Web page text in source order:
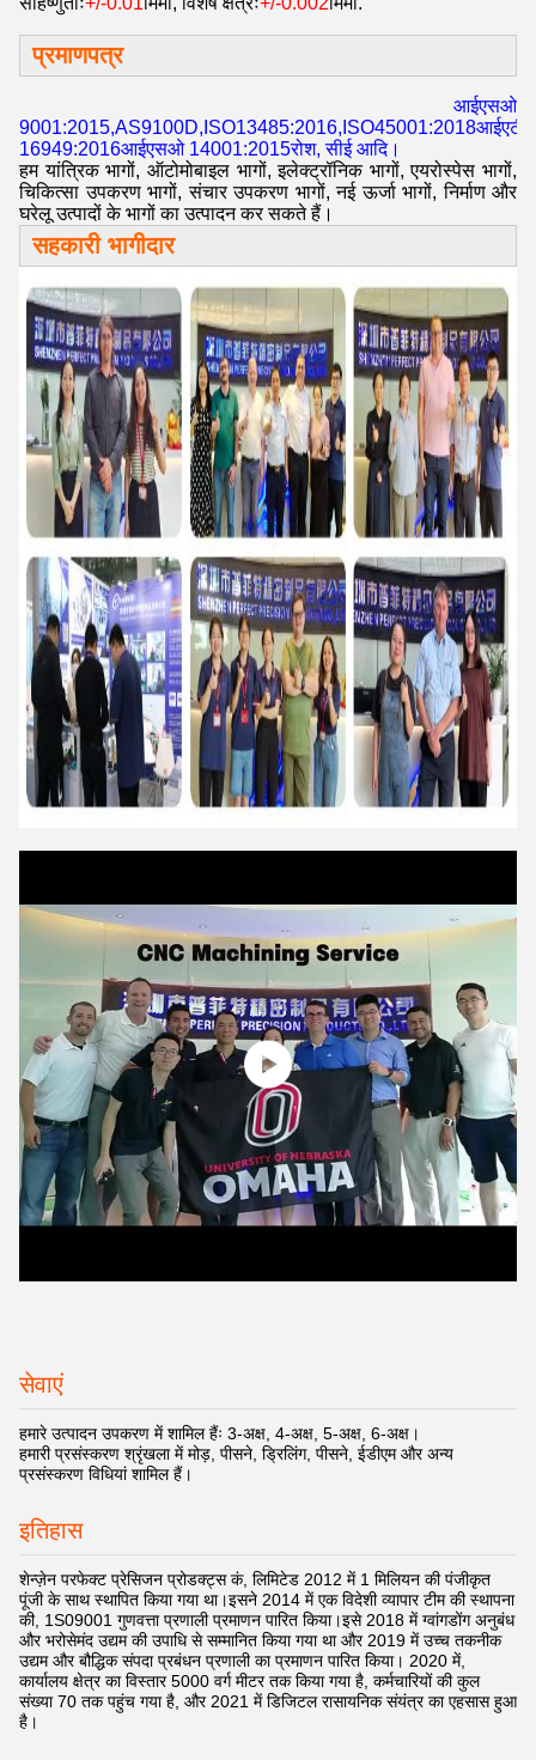
प्रमाणपत्र
आईएसओ
16949:2016आईएसओ 14001:2015रोश, सीई आदि।
हम यांत्रिक भागों, ऑटोमोबाइल भागों, इलेक्ट्रॉनिक भागों, एयरोस्पेस भागों,
चिकित्सा उपकरण भागों, संचार उपकरण भागों, नई ऊर्जा भागों, निर्माण और
घरेलू उत्पादों के भागों का उत्पादन कर सकते हैं।
सहकारी भागीदार
सेवाएं
हमारे उत्पादन उपकरण में शामिल हैंः 3-अक्ष, 4-अक्ष, 5-अक्ष, 6-अक्ष।
हमारी प्रसंस्करण श्रृंखला में मोड़, पीसने, ड्रिलिंग, पीसने, ईडीएम और अन्य
प्रसंस्करण विधियां शामिल हैं।
इतिहास
शेन्ज़ेन परफेक्ट प्रेसिजन प्रोडक्ट्स कं, लिमिटेड 2012 में 1 मिलियन की पंजीकृत
पूंजी के साथ स्थापित किया गया था।इसने 2014 में एक विदेशी व्यापार टीम की स्थापना
की, 1S09001 गुणवत्ता प्रणाली प्रमाणन पारित किया।इसे 2018 में ग्वांगडोंग अनुबंध
और भरोसेमंद उद्यम की उपाधि से सम्मानित किया गया था और 2019 में उच्च तकनीक
उद्यम और बौद्धिक संपदा प्रबंधन प्रणाली का प्रमाणन पारित किया। 2020 में,
कार्यालय क्षेत्र का विस्तार 5000 वर्ग मीटर तक किया गया है, कर्मचारियों की कुल
संख्या 70 तक पहुंच गया है, और 2021 में डिजिटल रासायनिक संयंत्र का एहसास हुआ
है।